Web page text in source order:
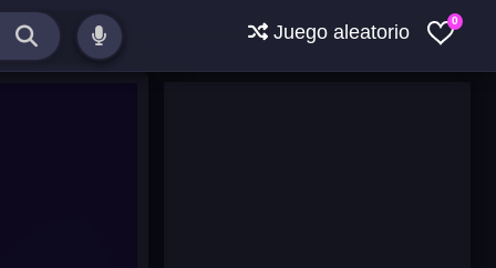
0
Juego aleatorio